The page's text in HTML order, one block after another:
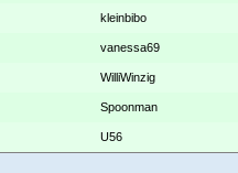
kleinbibo
vanessa69
WilliWinzig
Spoonman
U56